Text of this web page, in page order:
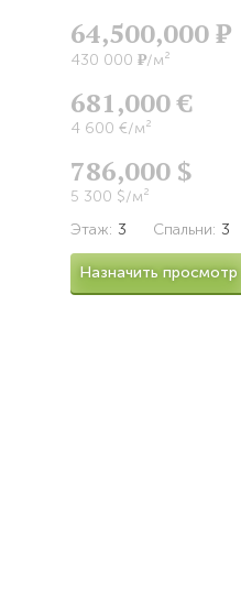
64,500,000Р
430 000 Р/м²
681,000 €
4 600 €/м²
786,000 $
5 300 $/м²
Этаж: 3 Спальни: 3
Назначить просмотр